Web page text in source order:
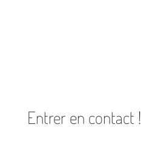
Entrer en contact !